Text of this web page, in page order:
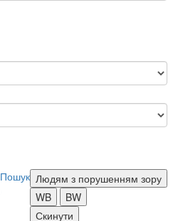
Людям з порушенням зору
WB
BW
Скинути
Пошук